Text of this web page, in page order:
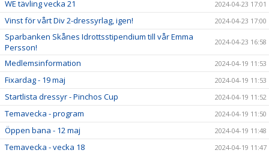
WE tävling vecka 21 2024-04-23 17:01
Vinst för vårt Div 2-dressyrlag, igen! 2024-04-23 17:00
Sparbanken Skånes Idrottsstipendium till vår Emma
Persson!
2024-04-23 16:58
Medlemsinformation 2024-04-19 11:53
Fixardag - 19 maj 2024-04-19 11:53
Startlista dressyr - Pinchos Cup 2024-04-19 11:52
Temavecka - program 2024-04-19 11:50
Öppen bana - 12 maj 2024-04-19 11:48
Temavecka - vecka 18 2024-04-19 11:47